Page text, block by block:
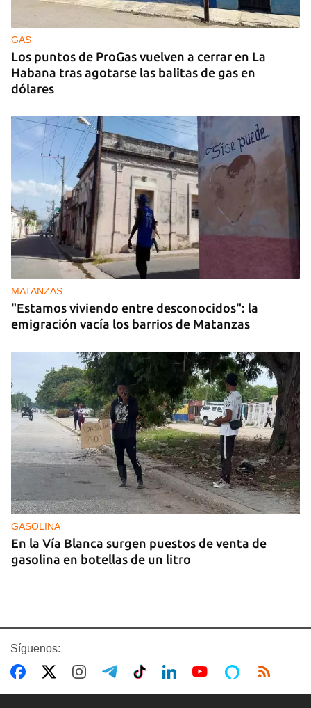
Ucrania ataca otro centro logístico del Amazon
ruso, esta vez en los Urales
GAS
Los puntos de ProGas vuelven a cerrar en La
Habana tras agotarse las balitas de gas en
dólares
MATANZAS
"Estamos viviendo entre desconocidos": la
emigración vacía los barrios de Matanzas
GASOLINA
En la Vía Blanca surgen puestos de venta de
gasolina en botellas de un litro
Síguenos: